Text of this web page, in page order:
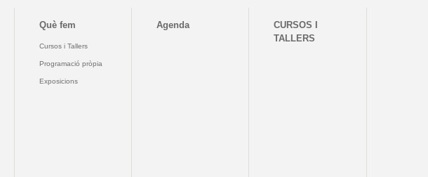
Què fem
Cursos i Tallers
Programació pròpia
Exposicions
Agenda
CURSOS I
TALLERS